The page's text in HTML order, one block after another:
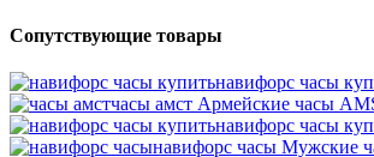
Сопутствующие товары
навифорс часы
часы амст Армейские часы
навифорс часы
навифорс часы Мужские